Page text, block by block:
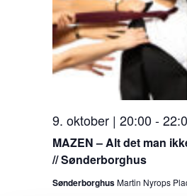
MAZEN – Alt det man
// Sønderborghus
9. oktober | 20:00 -
SønderborghusMartin Nyrops